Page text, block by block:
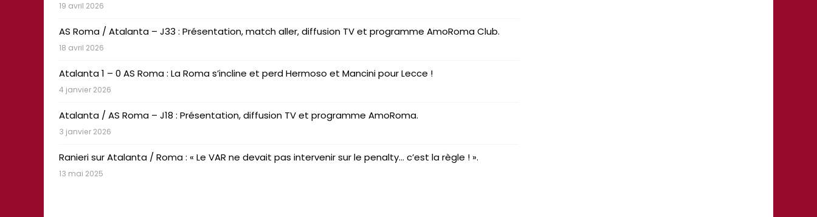
19 avril 2026
AS Roma / Atalanta – J33 : Présentation, match aller, diffusion TV et programme AmoRoma Club.
18 avril 2026
Atalanta 1 – 0 AS Roma : La Roma s’incline et perd Hermoso et Mancini pour Lecce !
4 janvier 2026
Atalanta / AS Roma – J18 : Présentation, diffusion TV et programme AmoRoma.
3 janvier 2026
Ranieri sur Atalanta / Roma : « Le VAR ne devait pas intervenir sur le penalty… c’est la règle ! ».
13 mai 2025